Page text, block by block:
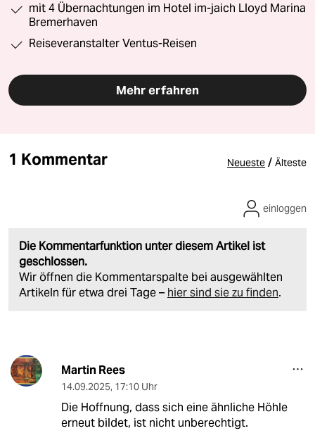
mit 4 Übernachtungen im Hotel im-jaich Lloyd Marina
Bremerhaven
Reiseveranstalter Ventus-Reisen
Mehr erfahren
1 Kommentar Neueste / Älteste
Die Kommentarfunktion unter diesem Artikel ist
geschlossen.
Wir öffnen die Kommentarspalte bei ausgewählten
Artikeln für etwa drei Tage – hier sind sie zu finden.
einloggen
Martin Rees
14.09.2025, 17:10 Uhr
Die Hoffnung, dass sich eine ähnliche Höhle
erneut bildet, ist nicht unberechtigt.